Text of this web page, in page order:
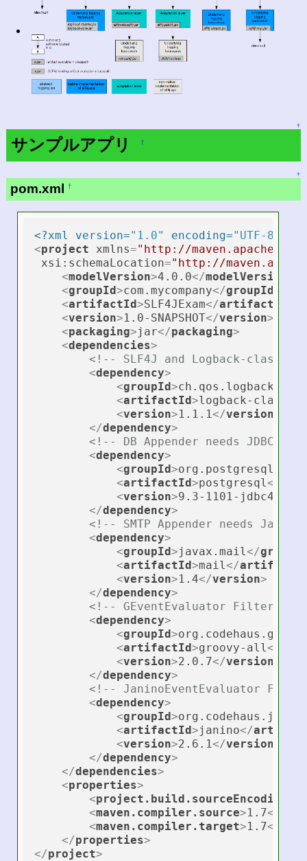
↑
サンプルアプリ †
↑
pom.xml †
<?xml version="1.0" encoding="UTF-8"
<project xmlns="http://maven.apache.org/
xsi:schemaLocation="http://
<modelVersion>4.0.0</modelVersion
<groupId>com.mycompany</groupId
<artifactId>SLF4JExam</artifactId
<version>1.0-SNAPSHOT</version>
<packaging>jar</packaging>
<dependencies>
<!-- SLF4J and Logback-class
<dependency>
<groupId>ch.qos.logback
<artifactId>logback-classic
<version>1.1.1 </version
</dependency>
<!-- DB Appender needs JDBC
<dependency>
<groupId>org.postgresql
<artifactId>postgresql </
<version>9.3-1101-jdbc41
</dependency>
<!-- SMTP Appender needs
<dependency>
<groupId>javax.mail </
<artifactId>mail </
<version>1.4</version>
</dependency>
<!-- GEventEvaluator Filter
<dependency>
<groupId>
<artifactId>groovy-all </
<version>2.0.7</version
</dependency>
<!-- JaninoEventEvaluator Filter
<dependency>
<groupId>
<artifactId>janino</
<version>2.6.1 </version
</dependency>
</dependencies>
<properties>
<project.build.sourceEncoding
<maven.compiler.source>1.7</
<maven.compiler.target>1.7</
</properties>
</project>